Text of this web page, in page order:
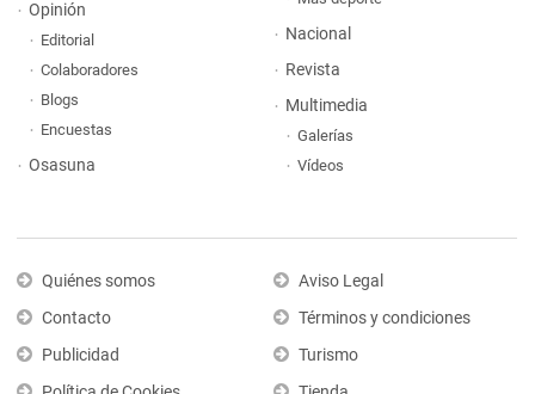
Opinión
Editorial
Colaboradores
Blogs
Encuestas
Osasuna
Nacional
Revista
Multimedia
Galerías
Vídeos
Quiénes somos
Contacto
Publicidad
Aviso Legal
Términos y condiciones
Turismo